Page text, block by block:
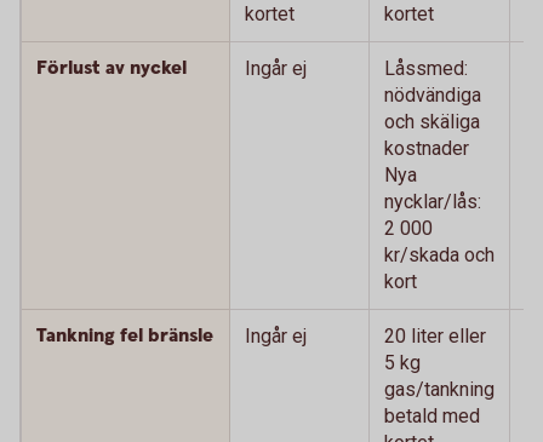
kortet
kortet
Förlust av nyckel Ingår ej
Låssmed:
nödvändiga
och skäliga
kostnader
Nya
nycklar/lås:
2 000
kr/skada och
kort
Tankning fel bränsle Ingår ej
20 liter eller
5 kg
gas/tankning
betald med